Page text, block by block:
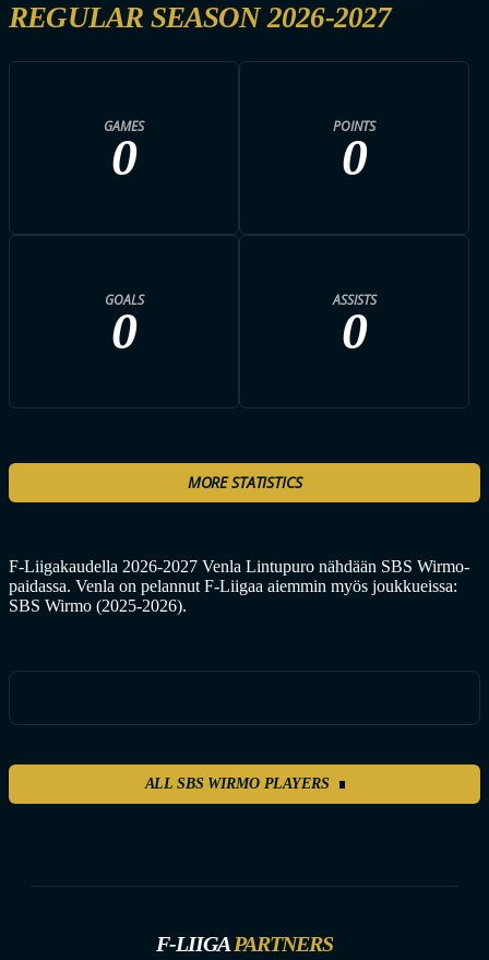
REGULAR SEASON 2026-2027
GAMES
0
POINTS
0
GOALS
0
ASSISTS
0
MORE STATISTICS
F-Liigakaudella 2026-2027 Venla Lintupuro nähdään SBS Wirmo-
paidassa. Venla on pelannut F-Liigaa aiemmin myös joukkueissa:
SBS Wirmo (2025-2026).
ALL SBS WIRMO PLAYERS
F-LIIGAPARTNERS